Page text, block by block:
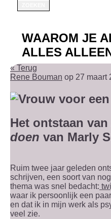
WAAROM JE
ALLES
« Terug
Rene Bouman op 27 maart
Het ontstaan van
doen van Marly
Ruim twee jaar geleden
schrijven, een soort van
thema was snel bedacht:
waar ik persoonlijk een
en dat ik in mijn werk als
veel zie.